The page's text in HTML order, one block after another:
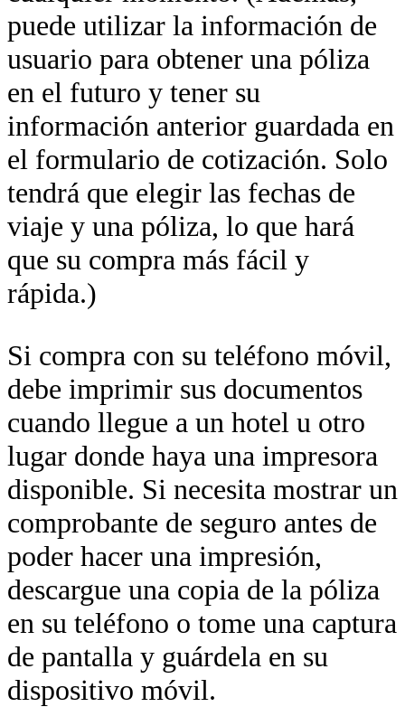
puede utilizar la información de
usuario para obtener una póliza
en el futuro y tener su
información anterior guardada en
el formulario de cotización. Solo
tendrá que elegir las fechas de
viaje y una póliza, lo que hará
que su compra más fácil y
rápida.)
Si compra con su teléfono móvil,
debe imprimir sus documentos
cuando llegue a un hotel u otro
lugar donde haya una impresora
disponible. Si necesita mostrar un
comprobante de seguro antes de
poder hacer una impresión,
descargue una copia de la póliza
en su teléfono o tome una captura
de pantalla y guárdela en su
dispositivo móvil.